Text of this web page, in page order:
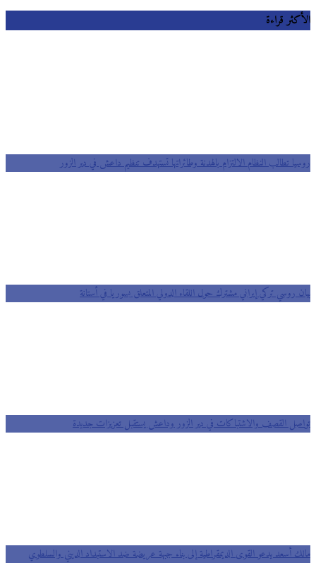
الأكثر قراءة
روسيا تطالب النظام الالتزام بالهدنة وطائراتها تستهدف تنظيم داعش في دير الزور
بيان روسي تركي إيراني مشترك حول اللقاء الدولي المتعلق بسوريا في أستانة
تواصل القصف والاشتباكات في دير الزور وداعش يستقبل تعزيزات جديدة
مالك أسعد يدعو القوى الديمقراطية إلى بناء جبهة عريضة ضد الاستبداد الديني والسلطوي